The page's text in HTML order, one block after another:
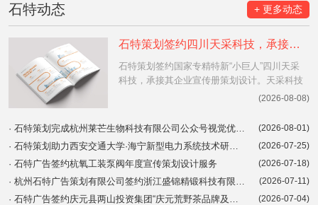
石特动态 + 更多动态
石特策划签约四川天采科技，承接国家级专精特新“小巨人”企业宣传册策划设计
石特策划签约国家专精特新“小巨人”四川天采
科技，承接其企业宣传册策划设计。天采科技
系中国制氢行业领军企业，拥有247余项专
业+创意”的系统品牌表达体系。查看详情。
(2026-08-08)
· 石特策划完成杭州莱芒生物科技有限公司公众号视觉优化设计 (2026-08-01)
· 石特策划助力西安交通大学·海宁新型电力系统技术研究院，完成品牌画册设计项目交付 (2026-07-25)
· 石特广告签约杭氧工装泵阀年度宣传策划设计服务 (2026-07-18)
· 杭州石特广告策划有限公司签约浙江盛锦精锻科技有限公司品牌形象Logo设计及宣传画册策划、拍摄、设计项目 (2026-07-11)
· 石特广告签约庆元县两山投资集团“庆元荒野茶品牌及产品整体打造”项目，以品牌赋能生态产业价值跃升 (2026-07-04)